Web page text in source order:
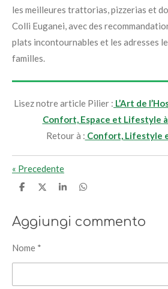
les meilleures trattorias, pizzerias et
Colli Euganei, avec des
plats incontournables et les adresses
familles.
Lisez notre article Pilier : L’Art de
Confort, Espace et Lifestyle
Retour à : Confort, Lifestyle
« Precedente
C
d
i
d
i
C
d
i
i
C
d
i
i
C
d
i
i
Aggiungi commento
Nome *